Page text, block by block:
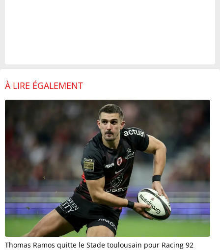
À LIRE ÉGALEMENT
Thomas Ramos quitte le Stade toulousain pour Racing 92